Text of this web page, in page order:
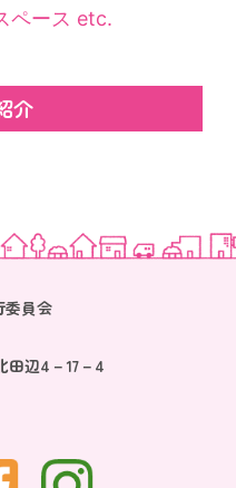
ペース etc.
介
員会
田辺4－17－4